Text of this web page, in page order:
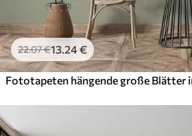
22.07€13.24€